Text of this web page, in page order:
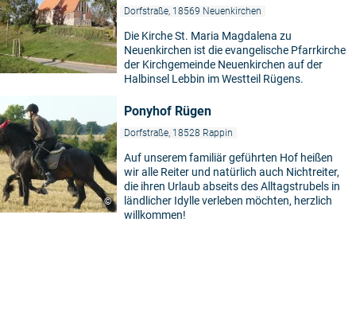
Dorfstraße, 18569 Neuenkirchen
Die Kirche St. Maria Magdalena zu
Neuenkirchen ist die evangelische Pfarrkirche
der Kirchgemeinde Neuenkirchen auf der
Halbinsel Lebbin im Westteil Rügens.
©
Ponyhof Rügen
Dorfstraße, 18528 Rappin
Auf unserem familiär geführten Hof heißen
wir alle Reiter und natürlich auch Nichtreiter,
die ihren Urlaub abseits des Alltagstrubels in
ländlicher Idylle verleben möchten, herzlich
willkommen!